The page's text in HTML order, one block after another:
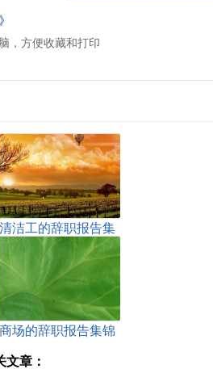
，方便收藏和打印
清洁工的辞职报告集
锦六篇
商场的辞职报告集锦
文章：